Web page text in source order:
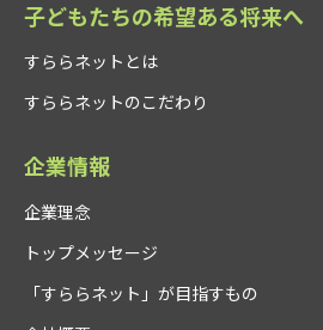
子どもたちの希望ある将来へ
すららネットとは
すららネットのこだわり
企業情報
企業理念
トップメッセージ
「すららネット」が目指すもの